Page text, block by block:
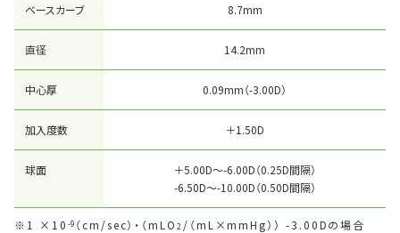
ベースカーブ 8.7mm
直径 14.2mm
中心厚 0.09mm（-3.00D）
加入度数 ＋1.50D
球面
＋5.00D〜-6.00D（0.25D間隔）
-6.50D〜-10.00D（0.50D間隔）
1 ×10 -9 （cm/sec）・（mLO 2 /（mL×mmHg）） -3.00Dの場合